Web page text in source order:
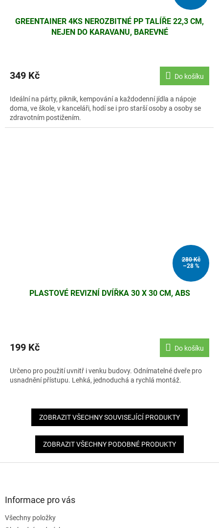
GREENTAINER 4KS NEROZBITNÉ PP TALÍŘE 22,3 CM,
NEJEN DO KARAVANU, BAREVNÉ
349 Kč Do košíku
Ideální na párty, piknik, kempování a každodenní jídla a nápoje
doma, ve škole, v kanceláři, hodí se i pro starší osoby a osoby se
zdravotním postižením.
280 Kč
–28 %
PLASTOVÉ REVIZNÍ DVÍŘKA 30 X 30 CM, ABS
199 Kč Do košíku
Určeno pro použití uvnitř i venku budovy. Odnímatelné dveře pro
usnadnění přístupu. Lehká, jednoduchá a rychlá montáž.
ZOBRAZIT VŠECHNY SOUVISEJÍCÍ PRODUKTY
ZOBRAZIT VŠECHNY PODOBNÉ PRODUKTY
Informace pro vás
Všechny položky